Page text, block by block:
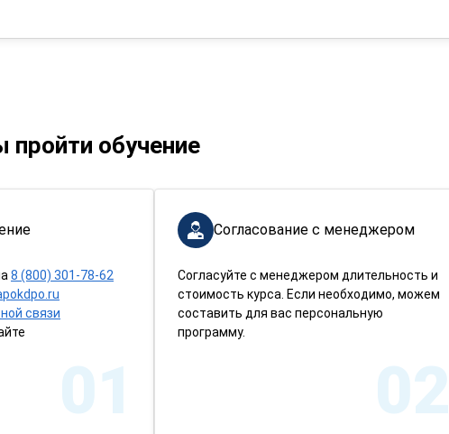
пройти обучение
8 (800) 301-78-62
связи
01
Согласование с менеджером
Согласуйте с менеджером длительность и
стоимость курса. Если необходимо, можем
составить для вас персональную
программу.
02